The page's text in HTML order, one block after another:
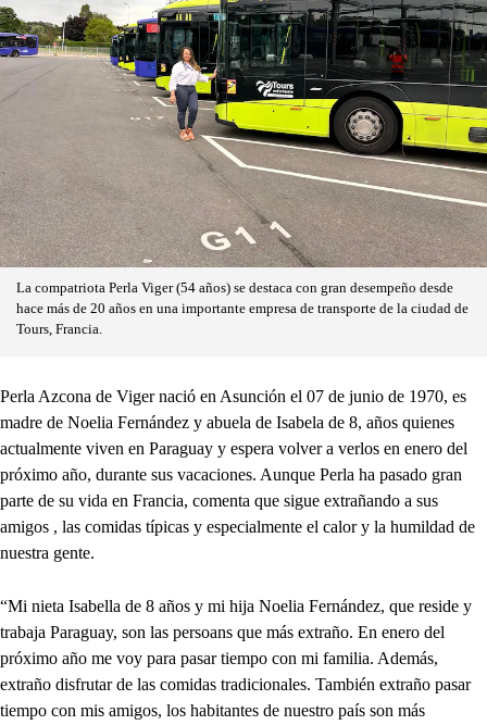
La compatriota Perla Viger (54 años) se destaca con gran desempeño desde
hace más de 20 años en una importante empresa de transporte de la ciudad de
Tours, Francia.
Perla Azcona de Viger nació en Asunción el 07 de junio de 1970, es
madre de Noelia Fernández y abuela de Isabela de 8, años quienes
actualmente viven en Paraguay y espera volver a verlos en enero del
próximo año, durante sus vacaciones. Aunque Perla ha pasado gran
parte de su vida en Francia, comenta que sigue extrañando a sus
amigos , las comidas típicas y especialmente el calor y la humildad de
nuestra gente.
“Mi nieta Isabella de 8 años y mi hija Noelia Fernández, que reside y
trabaja Paraguay, son las persoans que más extraño. En enero del
próximo año me voy para pasar tiempo con mi familia. Además,
extraño disfrutar de las comidas tradicionales. También extraño pasar
tiempo con mis amigos, los habitantes de nuestro país son más